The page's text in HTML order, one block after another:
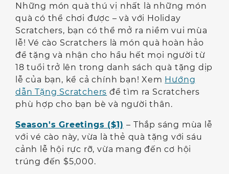
Những món quà thú vị nhất là những món
quà có thể chơi được – và với Holiday
Scratchers, bạn có thể mở ra niềm vui mùa
lễ! Vé cào Scratchers là món quà hoàn hảo
để tặng và nhận cho hầu hết mọi người từ
18 tuổi trở lên trong danh sách quà tặng dịp
lễ của bạn, kể cả chính bạn! Xem Hướng
dẫn Tặng Scratchers để tìm ra Scratchers
phù hợp cho bạn bè và người thân.
Season's Greetings ($1) – Thắp sáng mùa lễ
với vé cào này, vừa là thẻ quà tặng với sáu
cảnh lễ hội rực rỡ, vừa mang đến cơ hội
trúng đến $5,000.